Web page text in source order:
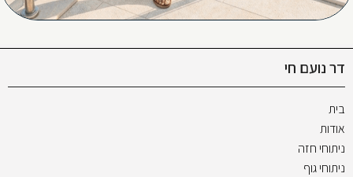
דר נועם חי
בית
אודות
ניתוחי חזה
ניתוחי גוף